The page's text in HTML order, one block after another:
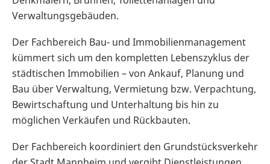
Verwaltungsgebäuden.
Der Fachbereich Bau- und Immobilienmanagement
kümmert sich um den kompletten Lebenszyklus der
städtischen Immobilien – von Ankauf, Planung und
Bau über Verwaltung, Vermietung bzw. Verpachtung,
Bewirtschaftung und Unterhaltung bis hin zu
möglichen Verkäufen und Rückbauten.
Der Fachbereich koordiniert den Grundstücksverkehr